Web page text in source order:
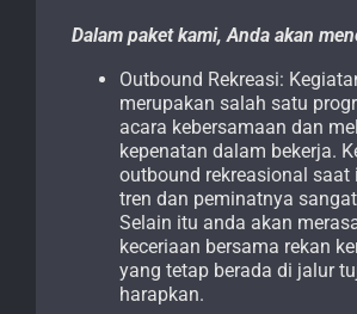
Dalam paket kami, Anda akan
Outbound Rekreasi:
merupakan salah satu
acara kebersamaan dan
kepenatan dalam bekerja.
outbound rekreasional saat
tren dan peminatnya
Selain itu anda akan
keceriaan bersama rekan
yang tetap berada di jalur
harapkan.